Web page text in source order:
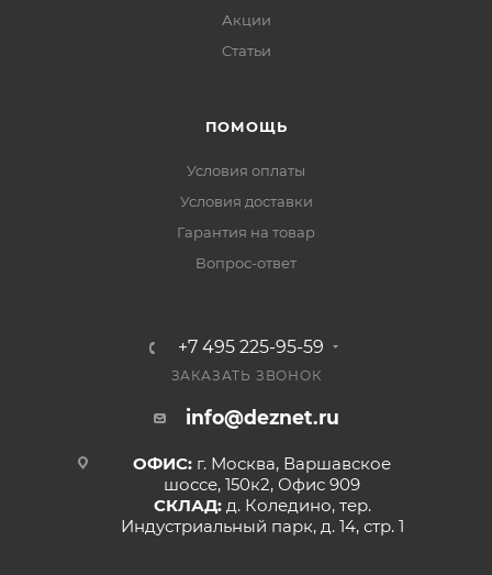
Акции
Статьи
ПОМОЩЬ
Условия оплаты
Условия доставки
Гарантия на товар
Вопрос-ответ
+7 495 225-95-59
ЗАКАЗАТЬ ЗВОНОК
info@deznet.ru
ОФИС: г. Москва, Варшавское
шоссе, 150к2, Офис 909
СКЛАД: д. Коледино, тер.
Индустриальный парк, д. 14, стр. 1